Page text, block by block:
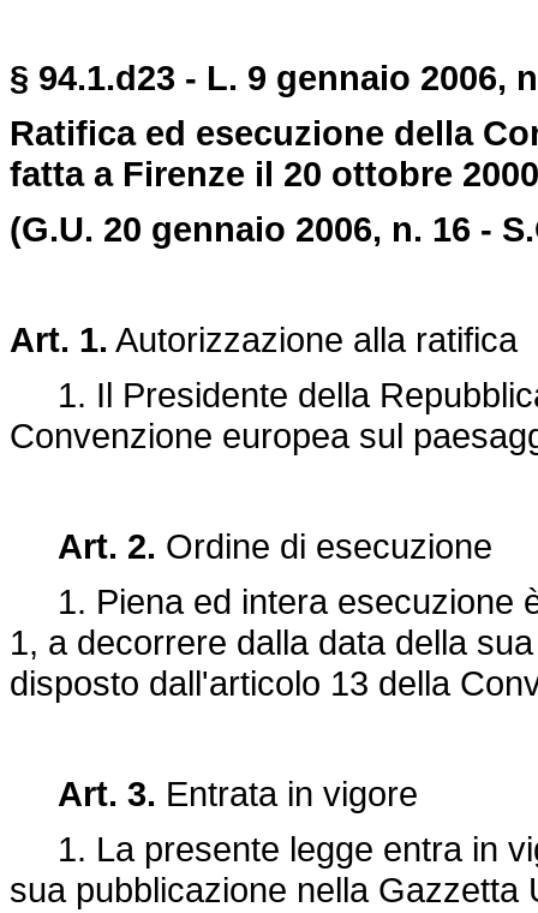
§ 94.1.d23 - L. 9 gennaio 2006,
Ratifica ed esecuzione della
fatta a Firenze il 20 ottobre
(G.U. 20 gennaio 2006, n. 16 -
Art. 1. Autorizzazione alla ratifica
1. Il Presidente della
Convenzione europea sul
Art. 2. Ordine di esecuzione
1. Piena ed intera esecuzione
1, a decorrere dalla data della
disposto dall'articolo 13 della
Art. 3. Entrata in vigore
1. La presente legge entra in
sua pubblicazione nella Gazzetta